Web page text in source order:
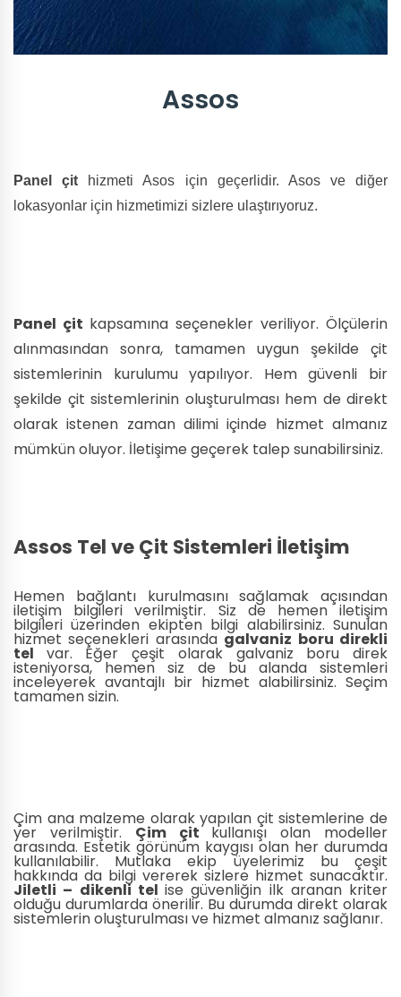
Assos
Panel çit
hizmeti Asos için geçerlidir. Asos ve diğer
lokasyonlar için hizmetimizi sizlere ulaştırıyoruz.
Panel çit kapsamına seçenekler veriliyor. Ölçülerin
alınmasından sonra, tamamen uygun şekilde çit
sistemlerinin kurulumu yapılıyor. Hem güvenli bir
şekilde çit sistemlerinin oluşturulması hem de direkt
olarak istenen zaman dilimi içinde hizmet almanız
mümkün oluyor. İletişime geçerek talep sunabilirsiniz.
Assos Tel ve Çit Sistemleri İletişim
Hemen bağlantı kurulmasını sağlamak açısından
iletişim bilgileri verilmiştir. Siz de hemen iletişim
bilgileri üzerinden ekipten bilgi alabilirsiniz. Sunulan
hizmet seçenekleri arasında galvaniz boru direkli
tel var. Eğer çeşit olarak galvaniz boru direk
isteniyorsa, hemen siz de bu alanda sistemleri
inceleyerek avantajlı bir hizmet alabilirsiniz. Seçim
tamamen sizin.
Çim ana malzeme olarak yapılan çit sistemlerine de
yer verilmiştir. Çim çit kullanışı olan modeller
arasında. Estetik görünüm kaygısı olan her durumda
kullanılabilir. Mutlaka ekip üyelerimiz bu çeşit
hakkında da bilgi vererek sizlere hizmet sunacaktır.
Jiletli – dikenli tel ise güvenliğin ilk aranan kriter
olduğu durumlarda önerilir. Bu durumda direkt olarak
sistemlerin oluşturulması ve hizmet almanız sağlanır.